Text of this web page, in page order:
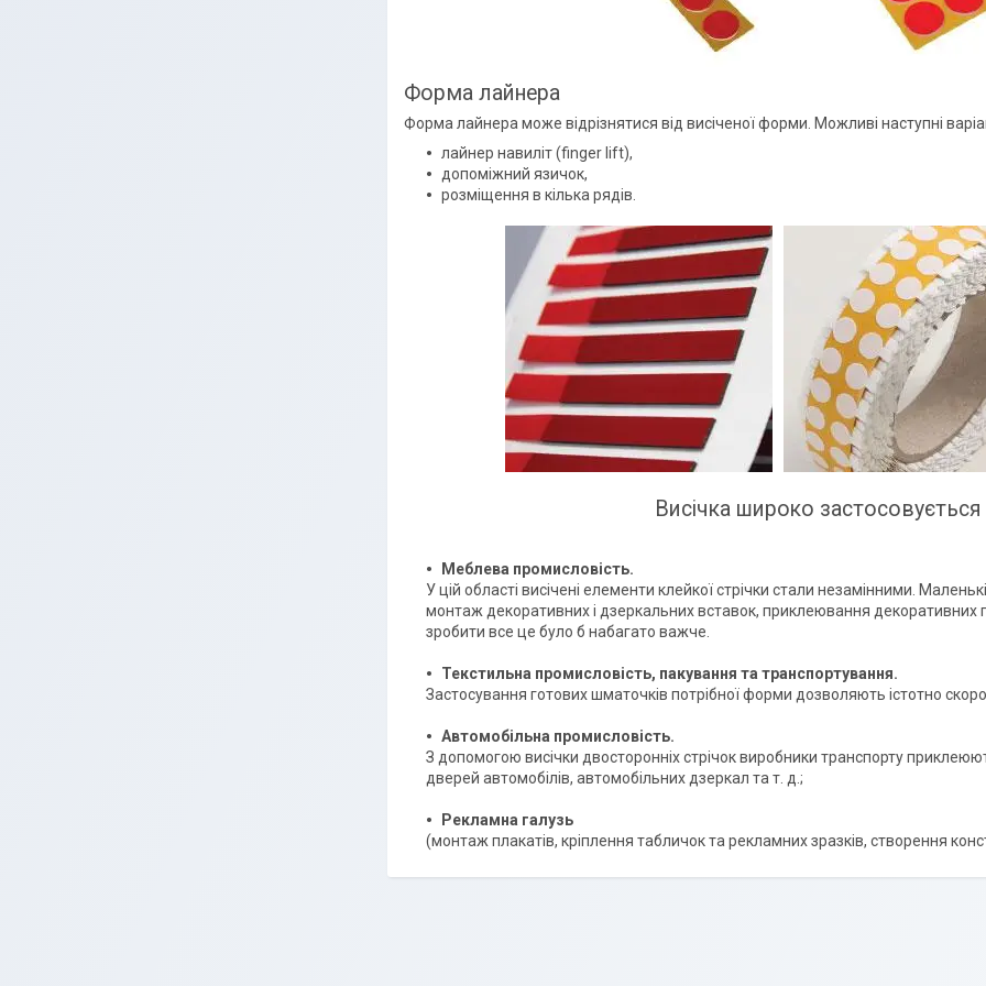
Форма лайнера
Форма лайнера може відрізнятися від висіченої форми. Можливі наступні
лайнер навиліт (finger lift),
допоміжний язичок,
розміщення в кілька рядів.
Висічка широко
Меблева промисловість.
У цій області висічені елементи клейкої стрічки стали незамінними.
монтаж декоративних і дзеркальних вставок, приклеювання декоративних
зробити все це було б набагато важче.
Текстильна промисловість, пакування та транспортування.
Застосування готових шматочків потрібної форми дозволяють істотно
Автомобільна промисловість.
З допомогою висічки двосторонніх стрічок виробники транспорту
дверей автомобілів, автомобільних дзеркал та т. д.;
Рекламна галузь
(монтаж плакатів, кріплення табличок та рекламних зразків, створення